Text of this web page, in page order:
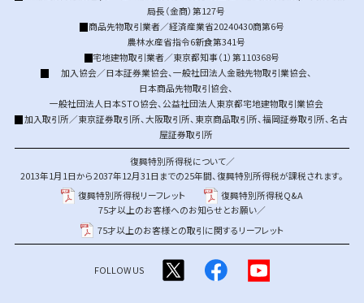
局長（金商）第127号
商品先物取引業者／経済産業省20240430商第6号
農林水産省指令6新食第341号
宅地建物取引業者／東京都知事（1）第110368号
加入協会／日本証券業協会、一般社団法人金融先物取引業協会、
日本商品先物取引協会、
一般社団法人日本STO協会、公益社団法人東京都宅地建物取引業協会
加入取引所／東京証券取引所、大阪取引所、 東京商品取引所、福岡証券取引所、名古
屋証券取引所
復興特別所得税について／
2013年1月1日から2037年12月31日までの25年間、復興特別所得税が課税されます。
復興特別所得税リーフレット
復興特別所得税Q&A
75才以上のお客様へのお知らせとお願い／
75才以上のお客様との取引に関するリーフレット
FOLLOW US